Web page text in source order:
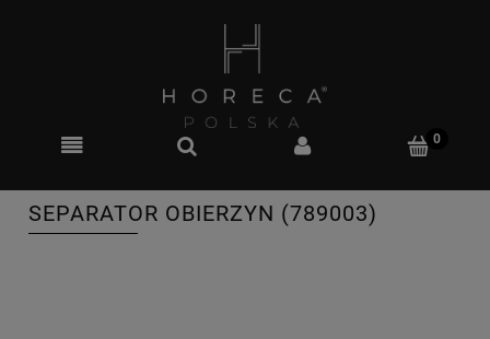
SEPARATOR OBIERZYN (789003)